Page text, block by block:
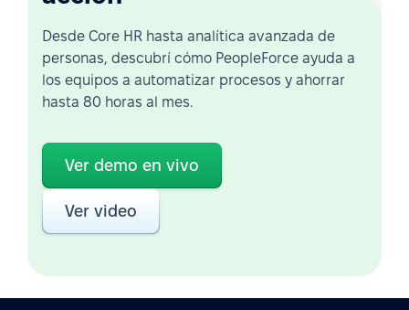
Desde Core HR hasta analítica avanzada de
personas, descubrí cómo PeopleForce ayuda a
los equipos a automatizar procesos y ahorrar
hasta 80 horas al mes.
Ver demo en vivo
Ver video